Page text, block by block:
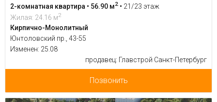
2-комнатная квартира • 56.90 м2 • 21/23 этаж
Жилая: 24.16 м2
Кирпично-Монолитный
Юнтоловский пр., 43-55
Изменен: 25.08
продавец: Главстрой Санкт-Петербург
Позвонить